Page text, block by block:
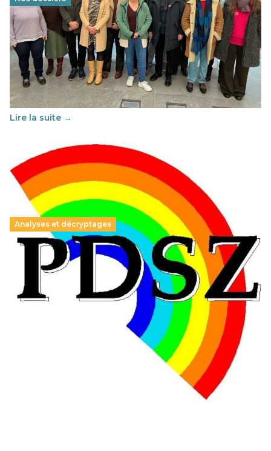
Éducation au vivre-ensemble : un échange croisé
franco-espagnol pour changer d’approche
29 juin 2026-National
Cette année, l'UNSA Éducation a mené un projet Erasmus
soutenu par l'union Européenne et centré sur l'éducation
au vivre-ensemble : quelles différences entre la France…
Lire la suite →
Analyses et décryptages
Hongrie : du changement pour les politiques
éducatives, aussi !
25 juin 2026
En Hongrie, le conservateur Peter Magyar et son parti
Tisza "Respect et liberté" ont remporté une large victoire,
contre le premier ministre sortant, Viktor Orban,…